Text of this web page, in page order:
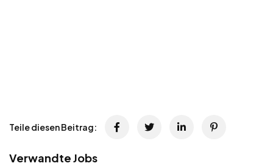
Teile diesen Beitrag:
Verwandte Jobs